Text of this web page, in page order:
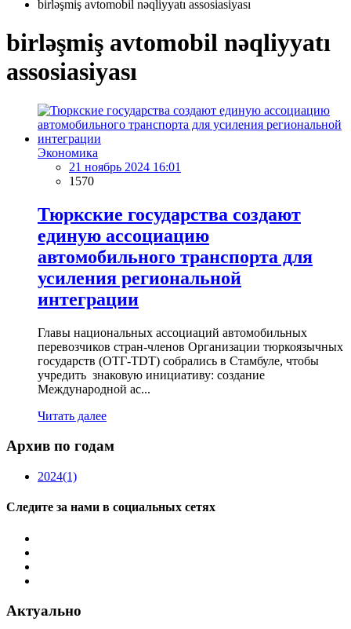
birləşmiş avtomobil nəqliyyatı assosiasiyası
birləşmiş avtomobil nəqliyyatı
assosiasiyası
Экономика
21 ноябрь 2024 16:01
1570
Тюркские государства создают
единую ассоциацию
автомобильного транспорта для
усиления региональной
интеграции
Главы национальных ассоциаций автомобильных
перевозчиков стран-членов Организации тюркоязычных
государств (ОТГ-TDT) собрались в Стамбуле, чтобы
учредить знаковую инициативу: создание
Международной ас...
Читать далее
Архив по годам
2024(1)
Следите за нами в социальных сетях
Актуально